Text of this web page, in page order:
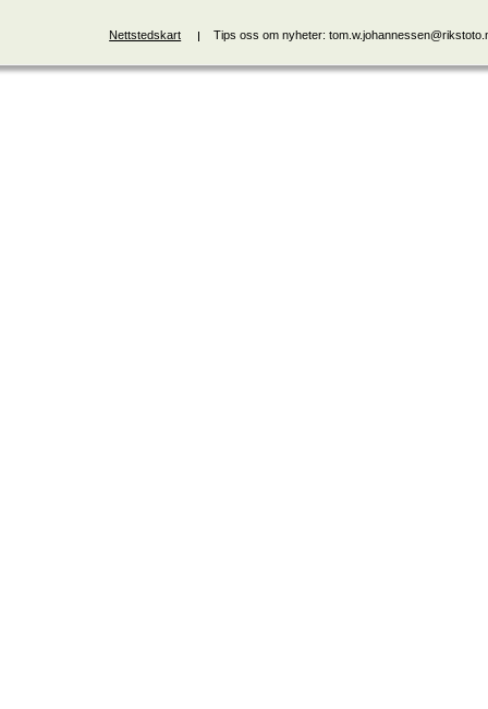
Nettstedskart Tips oss om nyheter: